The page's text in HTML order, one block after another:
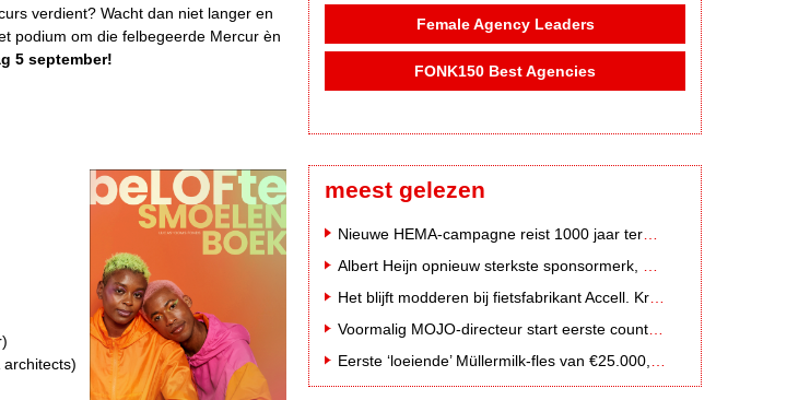
verdient? Wacht dan niet langer en
podium om die felbegeerde Mercur èn
5 september!
Female Agency Leaders
FONK150 Best Agencies
meest gelezen
Eerste ‘loeiende’ Müllermilk-fles van €25.000,- gevonden